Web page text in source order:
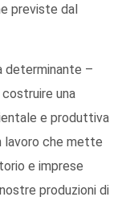
previste dal
determinante –
una
e produttiva
lavoro che mette
e imprese
produzioni di